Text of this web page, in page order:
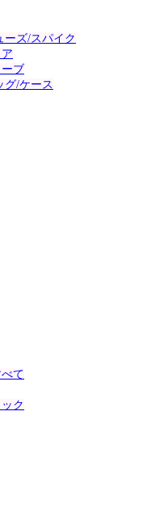
ーズ/スパイク
ブ
グ/ケース
て
ク